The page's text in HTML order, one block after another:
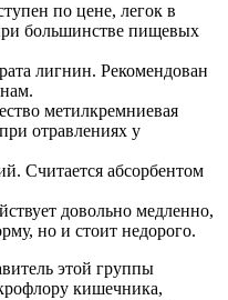
по цене, легок в
большинстве пищевых
лигнин. Рекомендован
метилкремниевая
отравлениях у
Считается абсорбентом
довольно медленно,
но и стоит недорого.
этой группы
кишечника,